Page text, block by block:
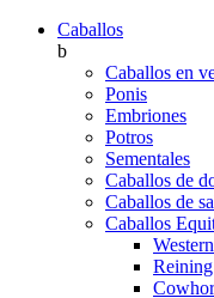
Caballos
b
Caballos en
Ponis
Embriones
Potros
Sementales
Caballos de
Caballos de
Caballos
Reining